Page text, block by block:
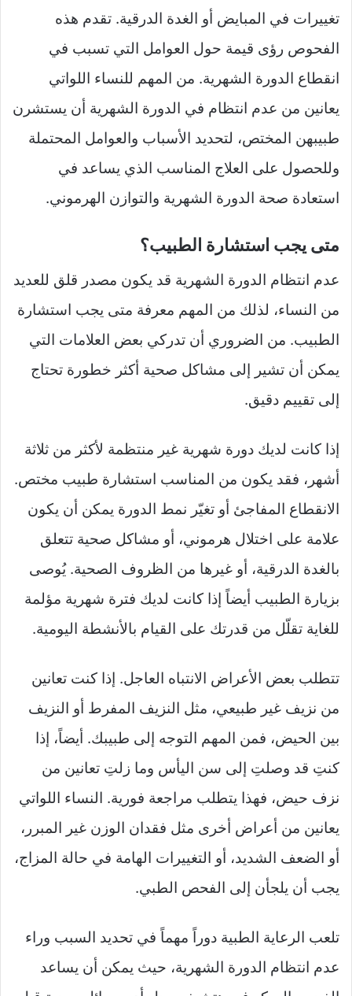
تغييرات في المبايض أو الغدة الدرقية. تقدم هذه
الفحوص رؤى قيمة حول العوامل التي تسبب في
انقطاع الدورة الشهرية. من المهم للنساء اللواتي
يعانين من عدم انتظام في الدورة الشهرية أن يستشرن
طبيبهن المختص، لتحديد الأسباب والعوامل المحتملة
وللحصول على العلاج المناسب الذي يساعد في
استعادة صحة الدورة الشهرية والتوازن الهرموني.
متى يجب استشارة الطبيب؟
عدم انتظام الدورة الشهرية قد يكون مصدر قلق للعديد
من النساء، لذلك من المهم معرفة متى يجب استشارة
الطبيب. من الضروري أن تدركي بعض العلامات التي
يمكن أن تشير إلى مشاكل صحية أكثر خطورة تحتاج
إلى تقييم دقيق.
إذا كانت لديك دورة شهرية غير منتظمة لأكثر من ثلاثة
أشهر، فقد يكون من المناسب استشارة طبيب مختص.
الانقطاع المفاجئ أو تغيّر نمط الدورة يمكن أن يكون
علامة على اختلال هرموني، أو مشاكل صحية تتعلق
بالغدة الدرقية، أو غيرها من الظروف الصحية. يُوصى
بزيارة الطبيب أيضاً إذا كانت لديك فترة شهرية مؤلمة
للغاية تقلّل من قدرتك على القيام بالأنشطة اليومية.
تتطلب بعض الأعراض الانتباه العاجل. إذا كنت تعانين
من نزيف غير طبيعي، مثل النزيف المفرط أو النزيف
بين الحيض، فمن المهم التوجه إلى طبيبك. أيضاً، إذا
كنتِ قد وصلتِ إلى سن اليأس وما زلتِ تعانين من
نزف حيض، فهذا يتطلب مراجعة فورية. النساء اللواتي
يعانين من أعراض أخرى مثل فقدان الوزن غير المبرر،
أو الضعف الشديد، أو التغييرات الهامة في حالة المزاج،
يجب أن يلجأن إلى الفحص الطبي.
تلعب الرعاية الطبية دوراً مهماً في تحديد السبب وراء
عدم انتظام الدورة الشهرية، حيث يمكن أن يساعد